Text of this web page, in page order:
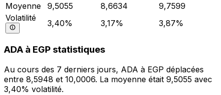
Moyenne
9,5055 8,6634
9,7599
Volatilité
3,40% 3,17% 3,87%
ADA à EGP statistiques
Au cours des 7 derniers jours, ADA à EGP déplacées
entre 8,5948 et 10,0006. La moyenne était 9,5055 avec
3,40% volatilité.